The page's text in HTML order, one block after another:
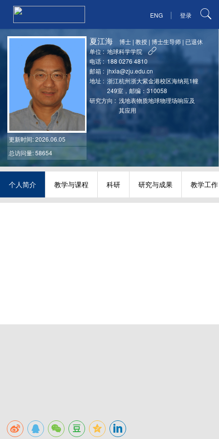
ENG | 登录
更新时间: 2026.06.05
总访问量: 58654
夏江海 博士 |教授 |博士生导师 | 已退休
单位 : 地球科学学院
电话 : 188 0276 4810
邮箱 : jhxia@zju.edu.cn
地址 : 浙江杭州浙大紫金港校区海纳苑1幢
249室，邮编：310058
研究方向 : 浅地表物质地球物理场响应及
其应用
个人简介 教学与课程 科研 研究与成果 教学工作